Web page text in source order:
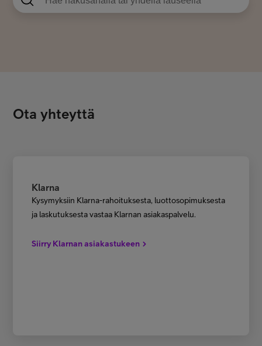
Ota yhteyttä
Klarna
Kysymyksiin Klarna-rahoituksesta, luottosopimuksesta
ja laskutuksesta vastaa Klarnan asiakaspalvelu.
Siirry Klarnan asiakastukeen